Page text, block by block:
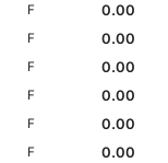
F
0.00
F
0.00
F
0.00
F
0.00
F
0.00
F
0.00